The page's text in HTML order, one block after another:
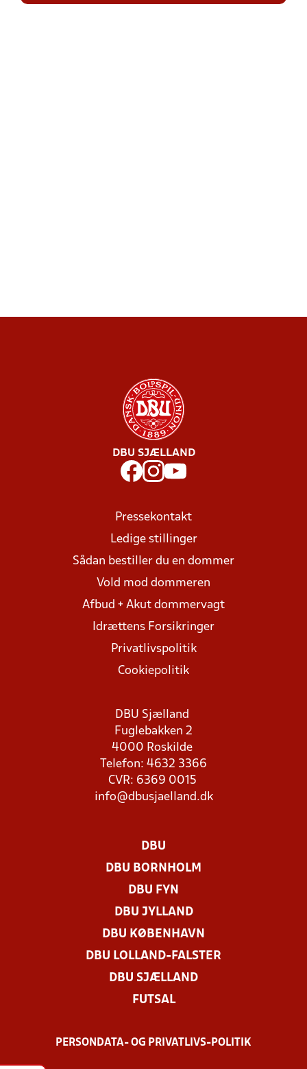
DBU SJÆLLAND
Pressekontakt
Ledige stillinger
Sådan bestiller du en dommer
Vold mod dommeren
Afbud + Akut dommervagt
Idrættens Forsikringer
Privatlivspolitik
Cookiepolitik
DBU Sjælland
Fuglebakken 2
4000 Roskilde
Telefon: 4632 3366
CVR: 6369 0015
info@dbusjaelland.dk
DBU
DBU BORNHOLM
DBU FYN
DBU JYLLAND
DBU KØBENHAVN
DBU LOLLAND-FALSTER
DBU SJÆLLAND
FUTSAL
PERSONDATA- OG PRIVATLIVS-POLITIK